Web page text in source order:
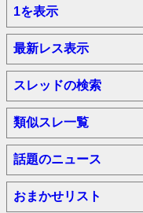
1を表示
最新レス表示
スレッドの検索
類似スレ一覧
話題のニュース
おまかせリスト